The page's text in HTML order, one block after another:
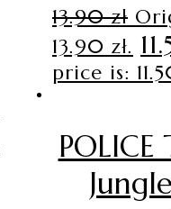
13.90zł
13.90 zł.
price is: